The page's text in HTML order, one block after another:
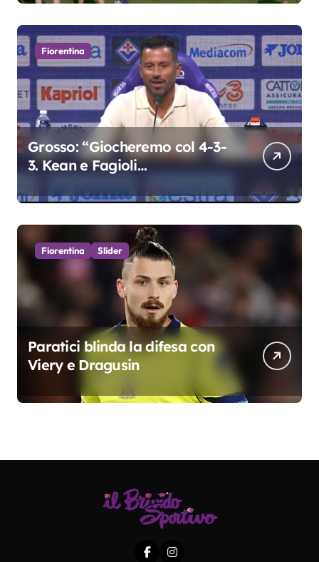
Fiorentina
Grosso: “Giocheremo col 4-3-
3. Kean e Fagioli
colpo”
Fiorentina Slider
Paratici blinda la difesa con
Viery e Dragusin